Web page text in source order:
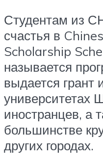
Студентам из
счастья в
Scholarship
называется
выдается грант
университетах
иностранцев, а
большинстве
других городах.